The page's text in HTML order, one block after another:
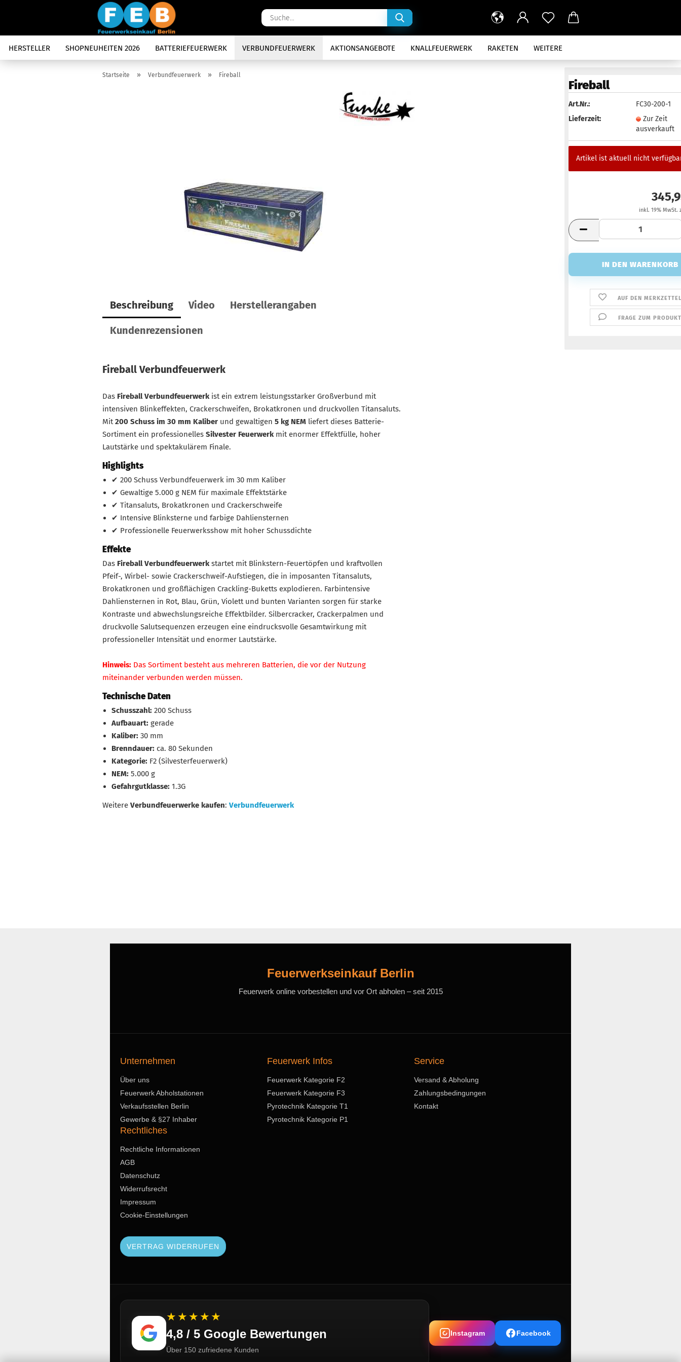
Suche...
HERSTELLER SHOPNEUHEITEN 2026 BATTERIEFEUERWERK VERBUNDFEUERWERK AKTIONSANGEBOTE KNALLFEUERWERK RAKETEN WEITERE
Startseite » Verbundfeuerwerk » Fireball
Fireball
Art.Nr.:
FC30-200-1
Lieferzeit:
Zur Zeit
ausverkauft
Artikel ist aktuell nicht
inkl. 19% MwSt.
AUF DEN
FRAGE ZUM PRODUKT
Beschreibung Video Herstellerangaben
Kundenrezensionen
Fireball Verbundfeuerwerk
Das Fireball Verbundfeuerwerkist ein extrem leistungsstarker Großverbund mit
intensiven Blinkeffekten, Crackerschweifen, Brokatkronen und druckvollen Titansaluts.
Mit200 Schuss im 30 mm Kaliber und gewaltigen 5 kg NEM liefert dieses Batterie-
Sortiment ein professionelles Silvester Feuerwerkmit enormer Effektfülle, hoher
Lautstärke und spektakulärem Finale.
Highlights
✔ 200 Schuss Verbundfeuerwerk im 30 mm Kaliber
✔ Gewaltige 5.000 g NEM für maximale Effektstärke
✔ Titansaluts, Brokatkronen und Crackerschweife
✔ Intensive Blinksterne und farbige Dahliensternen
✔ Professionelle Feuerwerksshow mit hoher Schussdichte
Effekte
Das Fireball Verbundfeuerwerkstartet mit Blinkstern-Feuertöpfen und kraftvollen
Pfeif-, Wirbel- sowie Crackerschweif-Aufstiegen, die in imposanten Titansaluts,
Brokatkronen und großflächigen Crackling-Buketts explodieren. Farbintensive
Dahliensternen in Rot, Blau, Grün, Violett und bunten Varianten sorgen für starke
Kontraste und abwechslungsreiche Effektbilder. Silbercracker, Crackerpalmen und
druckvolle Salutsequenzen erzeugen eine eindrucksvolle Gesamtwirkung mit
professioneller Intensität und enormer Lautstärke.
Hinweis: Das Sortiment besteht aus mehreren Batterien, die vor der Nutzung
miteinander verbunden werden müssen.
Technische Daten
Schusszahl: 200 Schuss
Aufbauart: gerade
Kaliber: 30 mm
Brenndauer: ca. 80 Sekunden
Kategorie: F2 (Silvesterfeuerwerk)
NEM: 5.000 g
Gefahrgutklasse: 1.3G
Weitere Verbundfeuerwerke kaufen: Verbundfeuerwerk
Feuerwerkseinkauf Berlin
Feuerwerk online vorbestellen und vor Ort abholen – seit 2015
Unternehmen
Über uns
Feuerwerk Abholstationen
Verkaufsstellen Berlin
Gewerbe & §27 Inhaber
Feuerwerk Infos
Feuerwerk Kategorie F2
Feuerwerk Kategorie F3
Pyrotechnik Kategorie T1
Pyrotechnik Kategorie P1
Service
Versand & Abholung
Zahlungsbedingungen
Kontakt
Rechtliches
Rechtliche Informationen
AGB
Datenschutz
Widerrufsrecht
Impressum
Cookie-Einstellungen
VERTRAG WIDERRUFEN
★★★★★
4,8 / 5 Google Bewertungen
Über 150 zufriedene Kunden
Instagram Facebook